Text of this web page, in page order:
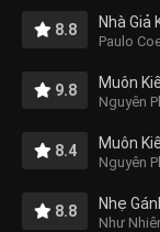
8.8 Nhà Giả
Paulo
9.8 Muôn
Nguyên
8.4 Muôn
Nguyên
8.8 Nhẹ
Như